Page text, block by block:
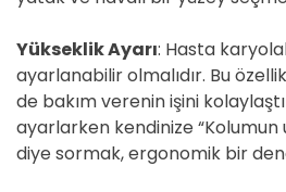
Yükseklik Ayarı: Hasta
ayarlanabilir olmalıdır. Bu
de bakım verenin işini
ayarlarken kendinize “Kolumun
diye sormak, ergonomik bir